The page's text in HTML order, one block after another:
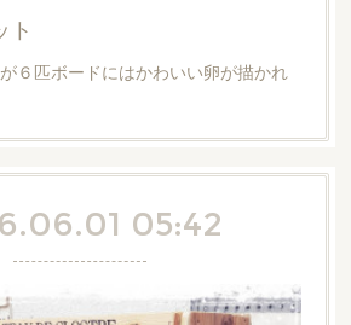
ト
６匹ボードにはかわいい卵が描かれ
05:42